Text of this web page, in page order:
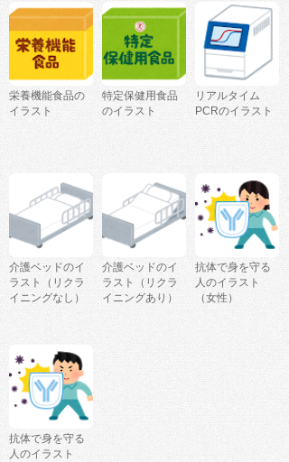
栄養機能食品の
イラスト
特定保健用食品
のイラスト
リアルタイム
PCRのイラスト
介護ベッドのイ
ラスト（リクラ
イニングなし）
介護ベッドのイ
ラスト（リクラ
イニングあり）
抗体で身を守る
人のイラスト
（女性）
抗体で身を守る
人のイラスト